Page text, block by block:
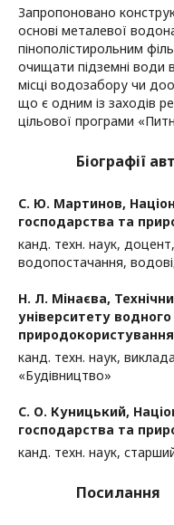
Запропоновано
основі металевої
пінополістирольним
очищати підземні води
місці водозабору чи
що є одним із заходів
цільової програми
Біографії
С. Ю. Мартинов,
господарства та
канд. техн. наук,
водопостачання,
Н. Л. Мінаєва,
університету
природокористування
канд. техн. наук,
«Будівництво»
С. О. Куницький,
господарства та
канд. техн. наук,
Посилання